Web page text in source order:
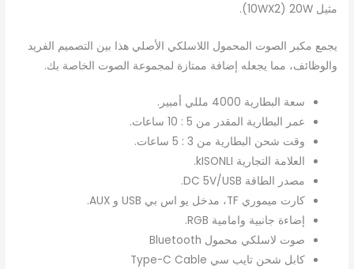
مثيل 10WX2) 20W).
يجمع مكبر الصوت المحمول اللاسلكي الأصلي هذا بين التصميم الفريد
والوظائف، مما يجعله إضافة ممتازة لمجموعة الصوت الخاصة بك.
سعة البطارية 4000 مللي أمبير.
عمر البطارية المقدر من 5 : 10 ساعات.
وقت شحن البطارية من 3 : 5 ساعات.
العلامة التجارية kISONLI.
مصدر الطاقة DC 5V/USB.
كارت ميموري TF، مدخل يو اس بي USB و AUX.
إضاءة جانبية وامامية RGB.
صوت لاسلكي محمول Bluetooth
كابل شحن تايب سي Type-C Cable